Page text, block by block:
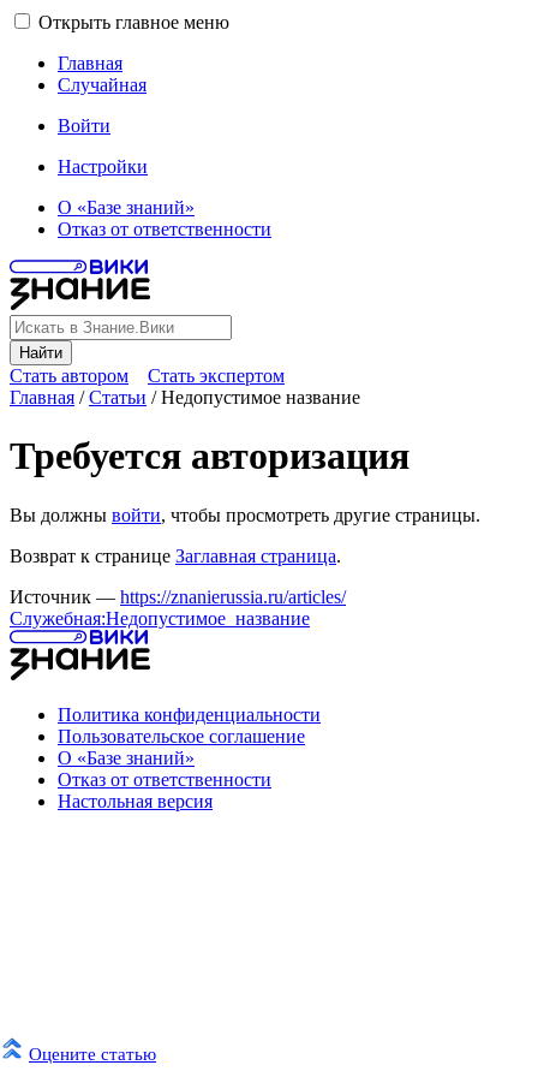
Открыть главное меню
Главная
Случайная
Войти
Настройки
О «Базе знаний»
Отказ от ответственности
Найти
Стать автором Стать экспертом
Оцените статью
Главная /Статьи /Недопустимое название
Требуется авторизация
Вы должны войти, чтобы просмотреть другие страницы.
Возврат к странице Заглавная страница.
Источник — https://znanierussia.ru/articles/
Служебная:Недопустимое_название
Политика конфиденциальности
Пользовательское соглашение
О «Базе знаний»
Отказ от ответственности
Настольная версия